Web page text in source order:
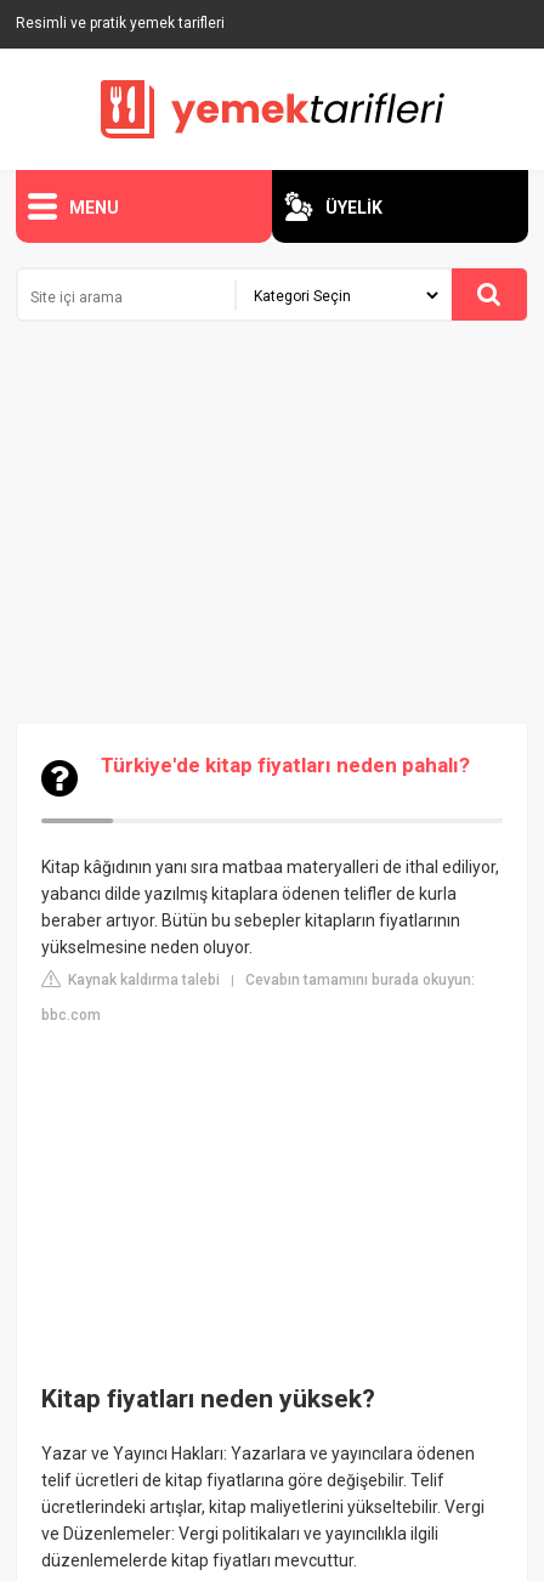
Resimli ve pratik yemek tarifleri
MENU ÜYELİK
Türkiye'de kitap fiyatları neden pahalı?
Kitap kâğıdının yanı sıra matbaa materyalleri de ithal ediliyor,
yabancı dilde yazılmış kitaplara ödenen telifler de kurla
beraber artıyor. Bütün bu sebepler kitapların fiyatlarının
yükselmesine neden oluyor.
Kaynak kaldırma talebi |Cevabın tamamını burada okuyun:
bbc.com
Kitap fiyatları neden yüksek?
Yazar ve Yayıncı Hakları: Yazarlara ve yayıncılara ödenen
telif ücretleri de kitap fiyatlarına göre değişebilir. Telif
ücretlerindeki artışlar, kitap maliyetlerini yükseltebilir. Vergi
ve Düzenlemeler: Vergi politikaları ve yayıncılıkla ilgili
düzenlemelerde kitap fiyatları mevcuttur.